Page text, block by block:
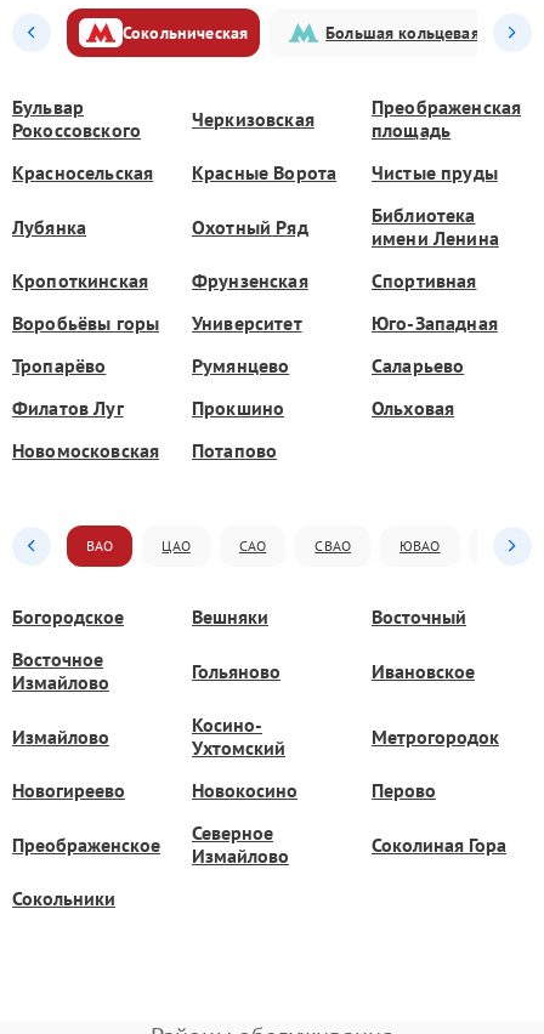
Сокольническая Большая кольцевая
Бульвар
Рокоссовского
Черкизовская
Преображенская
площадь
Красносельская
Красные Ворота Чистые пруды
Лубянка Охотный Ряд
Библиотека
имени Ленина
Кропоткинская
Фрунзенская
Спортивная
Воробьёвы горы
Университет
Юго-Западная
Тропарёво
Румянцево
Саларьево
Филатов Луг
Прокшино
Ольховая
Новомосковская
Потапово
ВАО ЦАО САО СВАО ЮВАО ЮАО
Богородское Вешняки
Восточный
Восточное
Измайлово
Гольяново Ивановское
Измайлово
Косино-
Ухтомский
Метрогородок
Новогиреево Новокосино Перово
Преображенское
Северное
Измайлово
Соколиная Гора
Сокольники